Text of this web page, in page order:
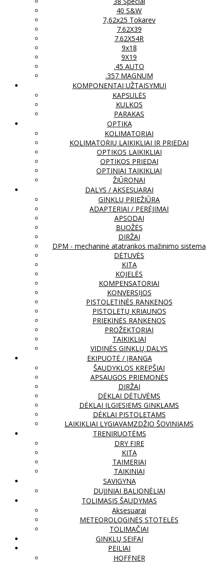
40 S&W
7,62x25 Tokarev
7.62X39
7.62X54R
9x18
9X19
.45 AUTO
.357 MAGNUM
KOMPONENTAI UŽTAISYMUI
KAPSULĖS
KULKOS
PARAKAS
OPTIKA
KOLIMATORIAI
KOLIMATORIŲ LAIKIKLIAI IR PRIEDAI
OPTIKOS LAIKIKLIAI
OPTIKOS PRIEDAI
OPTINIAI TAIKIKLIAI
ŽIŪRONAI
DALYS / AKSESUARAI
GINKLŲ PRIEŽIŪRA
ADAPTERIAI / PERĖJIMAI
APSODAI
BUOŽĖS
DIRŽAI
DPM - mechaninė atatrankos mažinimo sistema
DĖTUVĖS
KITA
KOJELĖS
KOMPENSATORIAI
KONVERSIJOS
PISTOLETINĖS RANKENOS
PISTOLETŲ KRIAUNOS
PRIEKINĖS RANKENOS
PROŽEKTORIAI
TAIKIKLIAI
VIDINĖS GINKLŲ DALYS
EKIPUOTĖ / ĮRANGA
ŠAUDYKLOS KREPŠIAI
APSAUGOS PRIEMONĖS
DIRŽAI
DĖKLAI DĖTUVĖMS
DĖKLAI ILGIESIEMS GINKLAMS
DĖKLAI PISTOLETAMS
LAIKIKLIAI LYGIAVAMZDŽIO ŠOVINIAMS
TRENIRUOTĖMS
DRY FIRE
KITA
TAIMERIAI
TAIKINIAI
SAVIGYNA
DUJINIAI BALIONĖLIAI
TOLIMASIS ŠAUDYMAS
Aksesuarai
METEOROLOGINĖS STOTELĖS
TOLIMAČIAI
GINKLŲ SEIFAI
PEILIAI
HOFFNER